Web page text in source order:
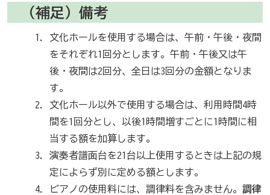
（補足）備考
文化ホールを使用する場合は、午前・午後・夜間
をそれぞれ1回分とします。午前・午後又は午
後・夜間は2回分、全日は3回分の金額となりま
す。
文化ホール以外で使用する場合は、利用時間4時
間を1回分とし、以後1時間増すごとに1時間に相
当する額を加算します。
演奏者譜面台を21台以上使用するときは上記の規
定によらず別に定める額とします。
ピアノの使用料には、調律料を含みません。 調律